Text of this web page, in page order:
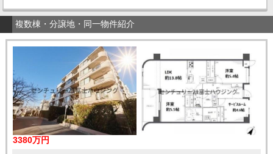
複数棟・分譲地・同一物件紹介
3380万円